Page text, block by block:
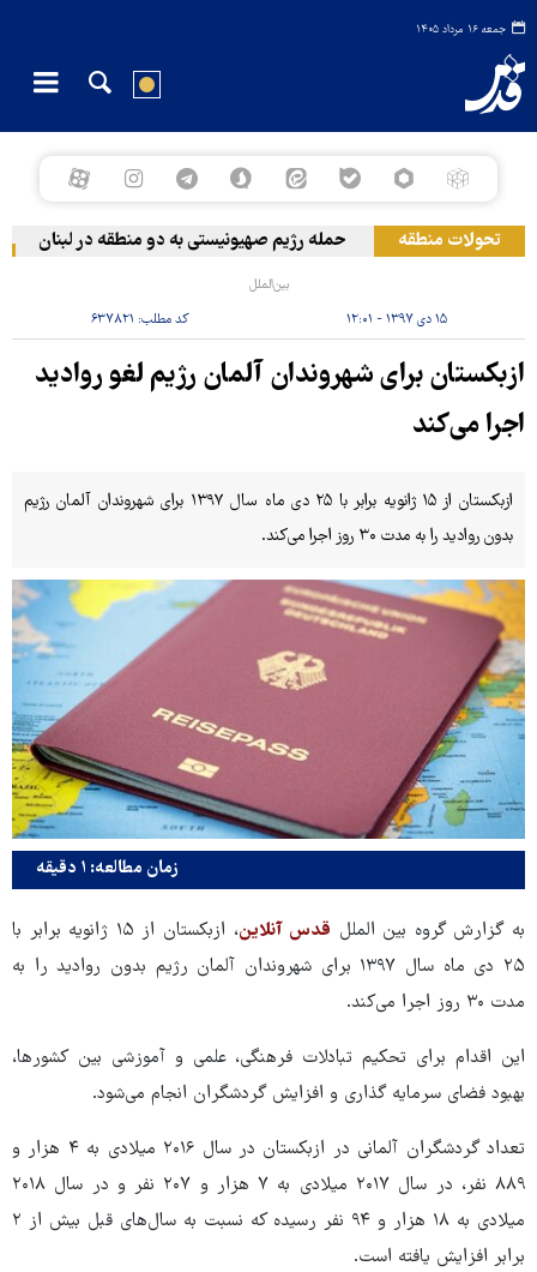
جمعه ۱۶ مرداد ۱۴۰۵
تحولات منطقه حمله رژیم صهیونیستی به دو منطقه در لبنان
بین‌الملل
۱۵ دی ۱۳۹۷ - ۱۲:۰۱ کد مطلب: ۶۳۷۸۲۱
ازبکستان برای شهروندان آلمان رژیم لغو روادید
اجرا می‌کند
ازبکستان از ۱۵ ژانویه برابر با ۲۵ دی ماه سال ۱۳۹۷ برای شهروندان آلمان رژیم
بدون روادید را به مدت ۳۰ روز اجرا می‌کند.
زمان مطالعه: ۱ دقیقه
به گزارش گروه بین الملل قدس آنلاین
، ازبکستان از ۱۵ ژانویه برابر با
۲۵ دی ماه سال ۱۳۹۷ برای شهروندان آلمان رژیم بدون روادید را به
مدت ۳۰ روز اجرا می‌کند.
این اقدام برای تحکیم تبادلات فرهنگی، علمی و آموزشی بین کشورها،
بهبود فضای سرمایه گذاری و افزایش گردشگران انجام می‌شود.
تعداد گردشگران آلمانی در ازبکستان در سال ۲۰۱۶ میلادی به ۴ هزار و
۸۸۹ نفر، در سال ۲۰۱۷ میلادی به ۷ هزار و ۲۰۷ نفر و در سال ۲۰۱۸
میلادی به ۱۸ هزار و ۹۴ نفر رسیده که نسبت به سال‌های قبل بیش از ۲
برابر افزایش یافته است.